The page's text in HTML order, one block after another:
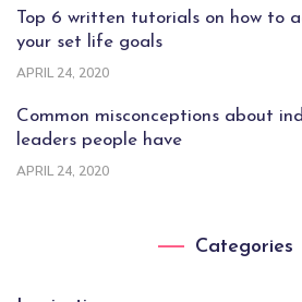
Top 6 written tutorials on how to
your set life goals
APRIL 24, 2020
Common misconceptions about
leaders people have
APRIL 24, 2020
Categories